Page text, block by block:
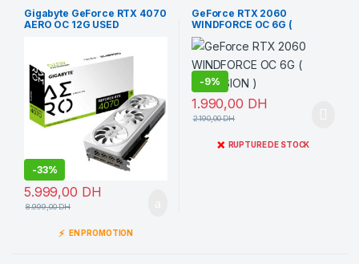
Gigabyte GeForce RTX 4070
AERO OC 12G USED
-33%
5.999,00 DH
8.999,00DH
⚡ EN PROMOTION
GeForce RTX 2060
WINDFORCE OC 6G (
OCCASION )
-9%
1.990,00 DH
2.190,00DH
❌ RUPTURE DE STOCK